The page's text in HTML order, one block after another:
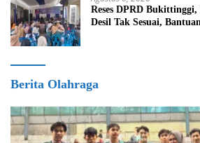
Reses DPRD
Desil Tak Sesuai,
Berita Olahraga